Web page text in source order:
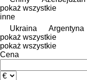
pokaż wszystkie
inne
Ukraina
Argentyna
pokaż wszystkie
pokaż wszystkie
Cena